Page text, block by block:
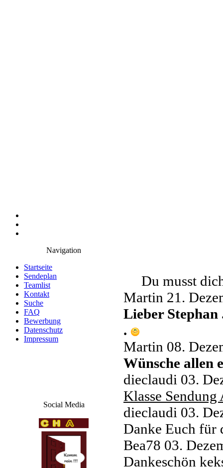
Navigation
Startseite
Sendeplan
Teamlist
Kontakt
Suche
FAQ
Bewerbung
Datenschutz
Impressum
Social Media
Du musst
Martin 21.
Lieber Stephan
.
Martin 08.
Wünsche allen
dieclaudi 03.
Klasse
dieclaudi 03.
Danke Euch für
Bea78 03.
Dankeschön